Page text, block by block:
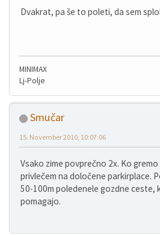
Dvakrat, pa še to poleti, da sem
MINIMAX
Lj-Polje
Smučar
15. November 2010, 10:07:06
Vsako zime povprečno 2x. Ko
privlečem na določene parkirplace.
50-100m poledenele gozdne ceste,
pomagajo.